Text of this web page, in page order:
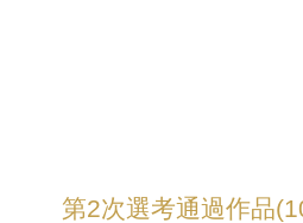
第2次選考通過作品